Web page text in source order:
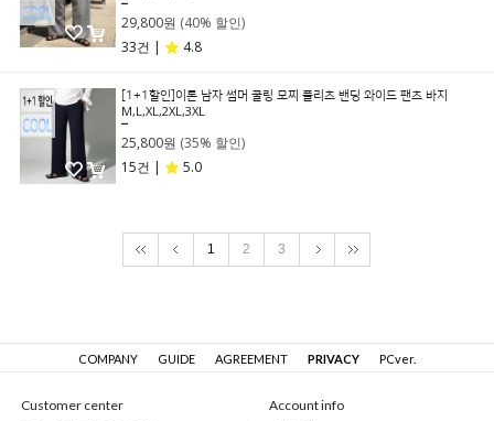
29,800원 (40% 할인)
33건 |
4.8
[1+1할인]이톤 남자 썸머 쿨링 모찌 플리츠 밴딩 와이드 팬츠 바지
M,L,XL,2XL,3XL
25,800원 (35% 할인)
15건 |
5.0
1 2 3
COMPANY GUIDE AGREEMENT PRIVACY PCver.
Customer center Account info